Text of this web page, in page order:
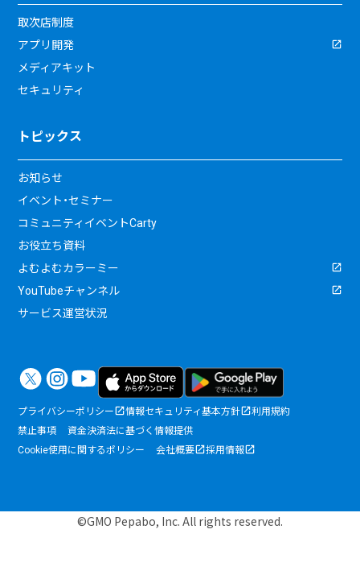
取次店制度
アプリ開発
メディアキット
セキュリティ
トピックス
お知らせ
イベント・セミナー
コミュニティイベントCarty
お役立ち資料
よむよむカラーミー
YouTubeチャンネル
サービス運営状況
プライバシーポリシー 情報セキュリティ基本方針
利用規約
禁止事項
資金決済法に基づく情報提供
Cookie使用に関するポリシー
会社概要 採用情報
©GMO Pepabo, Inc. All rights reserved.